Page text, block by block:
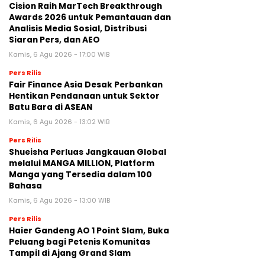
Cision Raih MarTech Breakthrough
Awards 2026 untuk Pemantauan dan
Analisis Media Sosial, Distribusi
Siaran Pers, dan AEO
Kamis, 6 Agu 2026 - 17:00 WIB
Pers Rilis
Fair Finance Asia Desak Perbankan
Hentikan Pendanaan untuk Sektor
Batu Bara di ASEAN
Kamis, 6 Agu 2026 - 13:02 WIB
Pers Rilis
Shueisha Perluas Jangkauan Global
melalui MANGA MILLION, Platform
Manga yang Tersedia dalam 100
Bahasa
Kamis, 6 Agu 2026 - 13:00 WIB
Pers Rilis
Haier Gandeng AO 1 Point Slam, Buka
Peluang bagi Petenis Komunitas
Tampil di Ajang Grand Slam